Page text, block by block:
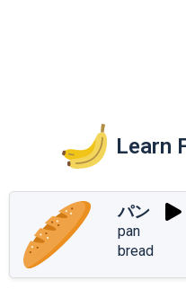
Learn
パン
pan
bread